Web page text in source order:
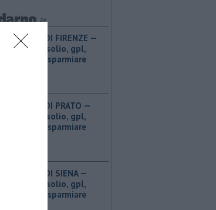
PROVINCIA DI FIRENZE — ​
Benzina, gasolio, gpl,
ecco dove risparmiare
PROVINCIA DI PRATO — ​
Benzina, gasolio, gpl,
ecco dove risparmiare
PROVINCIA DI SIENA — ​
Benzina, gasolio, gpl,
ecco dove risparmiare